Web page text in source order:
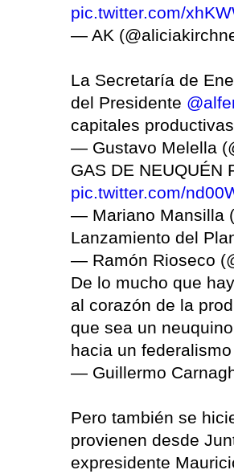
pic.twitter.com/
— AK
La Secretaría de
del Presidente
capitales
— Gustavo Melella
GAS DE NEUQUÉN
pic.twitter.com/
— Mariano Mansilla
Lanzamiento del
— Ramón Rioseco
De lo mucho que
al corazón de la
que sea un
hacia un federalismo
— Guillermo
Pero también se
provienen desde
expresidente